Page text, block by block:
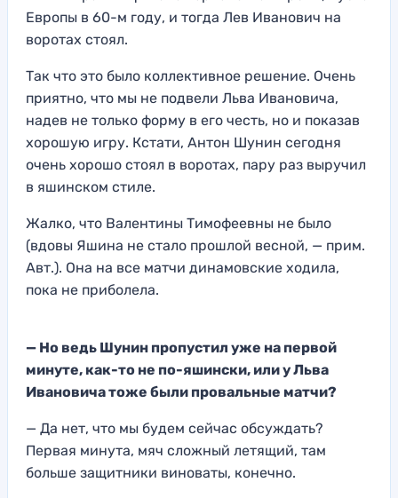
Европы в 60-м году, и тогда Лев Иванович на
воротах стоял.
Так что это было коллективное решение. Очень
приятно, что мы не подвели Льва Ивановича,
надев не только форму в его честь, но и показав
хорошую игру. Кстати, Антон Шунин сегодня
очень хорошо стоял в воротах, пару раз выручил
в яшинском стиле.
Жалко, что Валентины Тимофеевны не было
(вдовы Яшина не стало прошлой весной, — прим.
Авт.). Она на все матчи динамовские ходила,
пока не приболела.
— Но ведь Шунин пропустил уже на первой
минуте, как-то не по-яшински, или у Льва
Ивановича тоже были провальные матчи?
— Да нет, что мы будем сейчас обсуждать?
Первая минута, мяч сложный летящий, там
больше защитники виноваты, конечно.